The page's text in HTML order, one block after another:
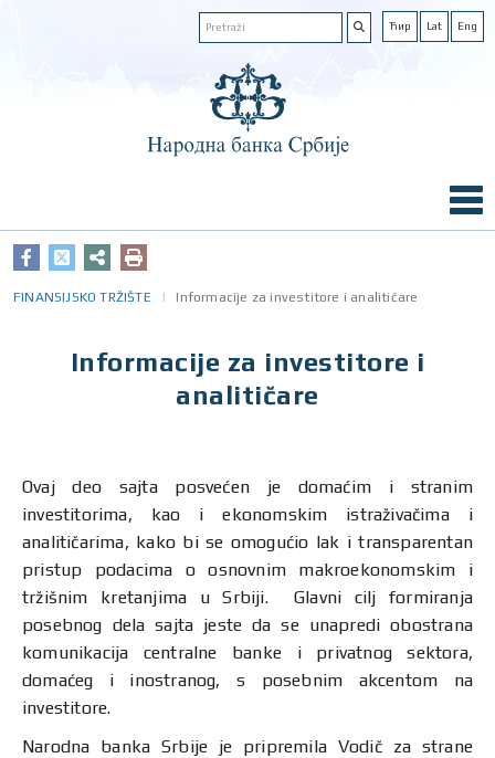
Ћир Lat Eng
FINANSIJSKO TRŽIŠTE Informacije za investitore i analitičare
Informacije za investitore i
analitičare
Ovaj deo sajta posvećen je domaćim i stranim
investitorima, kao i ekonomskim istraživačima i
analitičarima, kako bi se omogućio lak i transparentan
pristup podacima o osnovnim makroekonomskim i
tržišnim kretanjima u Srbiji. Glavni cilj formiranja
posebnog dela sajta jeste da se unapredi obostrana
komunikacija centralne banke i privatnog sektora,
domaćeg i inostranog, s posebnim akcentom na
investitore.
Narodna banka Srbije je pripremila Vodič za strane